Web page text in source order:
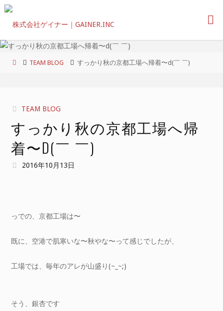
コ
ン
ホ
TEAM BLOG すっかり秋の京都工場へ帰着〜d(￣ ￣)
TEAM BLOG
すっかり秋の京都工場へ帰
着〜D(￣ ￣)
2016年10月13日
っでの、京都工場は〜
既に、空港で肌寒いな〜秋やな〜って感じでしたが、
工場では、毎年のアレが山盛り(~_~;)
そう、銀杏です